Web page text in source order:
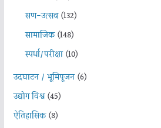
सण-उत्सव(132)
सामाजिक(148)
स्पर्धा/परीक्षा(10)
उदघाटन / भूमिपूजन(6)
उद्योग विश्व(45)
ऐतिहासिक(8)